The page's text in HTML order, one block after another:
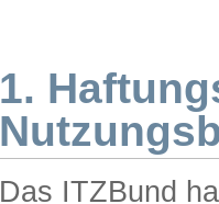
1.
Das ITZBund